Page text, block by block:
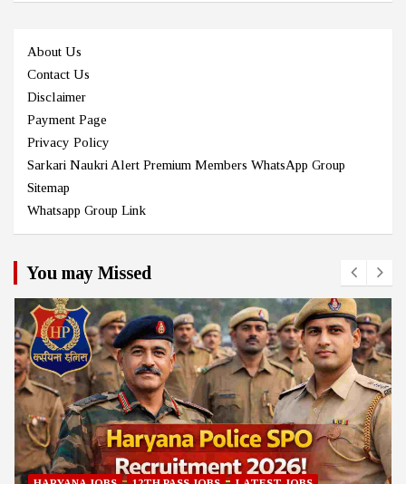
About Us
Contact Us
Disclaimer
Payment Page
Privacy Policy
Sarkari Naukri Alert Premium Members WhatsApp Group
Sitemap
Whatsapp Group Link
You may Missed